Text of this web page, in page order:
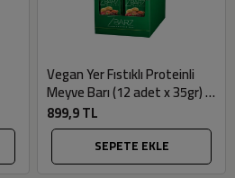
Vegan Yer Fıstıklı Proteinli
Meyve Barı (12 adet x 35gr) -
Zbarz
899,9 TL
SEPETE EKLE